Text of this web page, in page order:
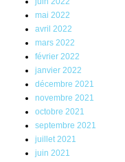
mai 2022
avril 2022
mars 2022
février 2022
janvier 2022
décembre 2021
novembre 2021
octobre 2021
septembre 2021
juillet 2021
juin 2021